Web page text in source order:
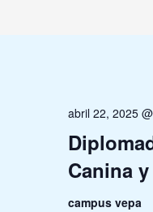
Canina
abril 22, 2025
campus vepa